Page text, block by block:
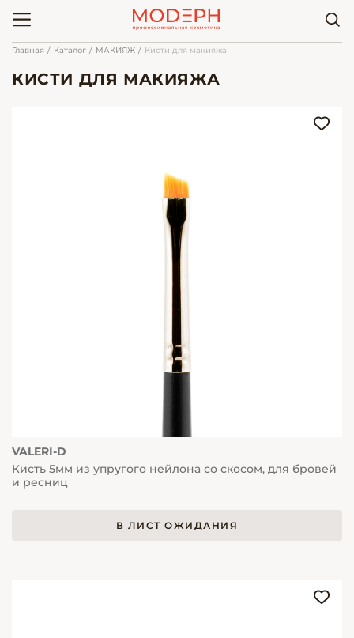
Главная Каталог МАКИЯЖ Кисти для макияжа
КИСТИ ДЛЯ МАКИЯЖА
VALERI-D
Кисть 5мм из упругого нейлона со скосом, для бровей
и ресниц
В ЛИСТ ОЖИДАНИЯ